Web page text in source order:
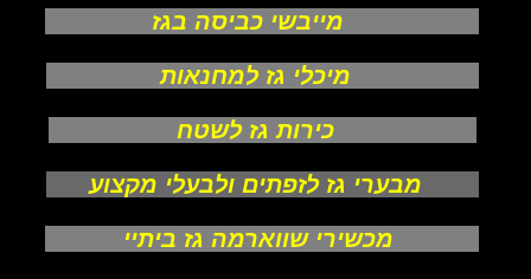
מייבשי כביסה בגז
מיכלי גז למחנאות
כירות גז לשטח
מבערי גז לזפתים ולבעלי מקצוע
מכשירי שווארמה גז ביתיי